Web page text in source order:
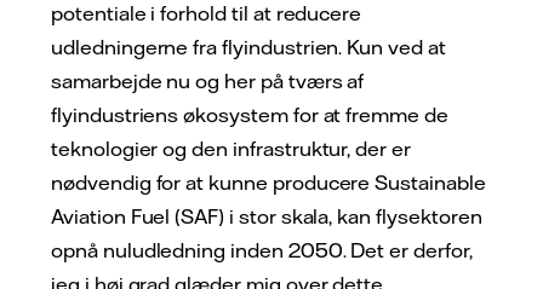
potentiale i forhold til at reducere
udledningerne fra flyindustrien. Kun ved at
samarbejde nu og her på tværs af
flyindustriens økosystem for at fremme de
teknologier og den infrastruktur, der er
nødvendig for at kunne producere Sustainable
Aviation Fuel (SAF) i stor skala, kan flysektoren
opnå nuludledning inden 2050. Det er derfor,